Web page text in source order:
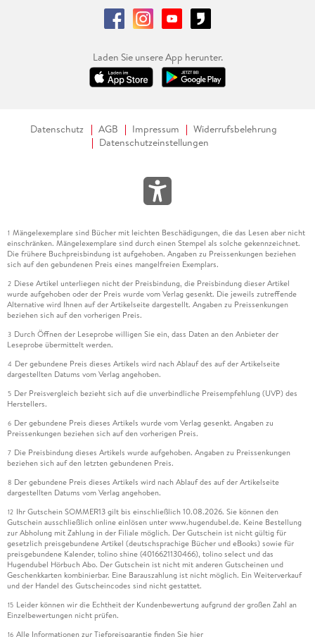
Laden Sie unsere App herunter.
Datenschutz AGB Impressum
Widerrufsbelehrung
Datenschutzeinstellungen
1 Mängelexemplare sind Bücher mit leichten Beschädigungen, die das Lesen aber nicht
einschränken. Mängelexemplare sind durch einen Stempel als solche gekennzeichnet.
Die frühere Buchpreisbindung ist aufgehoben. Angaben zu Preissenkungen beziehen
sich auf den gebundenen Preis eines mangelfreien Exemplars.
2 Diese Artikel unterliegen nicht der Preisbindung, die Preisbindung dieser Artikel
wurde aufgehoben oder der Preis wurde vom Verlag gesenkt. Die jeweils zutreffende
Alternative wird Ihnen auf der Artikelseite dargestellt. Angaben zu Preissenkungen
beziehen sich auf den vorherigen Preis.
3 Durch Öffnen der Leseprobe willigen Sie ein, dass Daten an den Anbieter der
Leseprobe übermittelt werden.
4 Der gebundene Preis dieses Artikels wird nach Ablauf des auf der Artikelseite
dargestellten Datums vom Verlag angehoben.
5 Der Preisvergleich bezieht sich auf die unverbindliche Preisempfehlung (UVP) des
Herstellers.
6 Der gebundene Preis dieses Artikels wurde vom Verlag gesenkt. Angaben zu
Preissenkungen beziehen sich auf den vorherigen Preis.
7 Die Preisbindung dieses Artikels wurde aufgehoben. Angaben zu Preissenkungen
beziehen sich auf den letzten gebundenen Preis.
8 Der gebundene Preis dieses Artikels wird nach Ablauf des auf der Artikelseite
dargestellten Datums vom Verlag angehoben.
12 Ihr Gutschein SOMMER13 gilt bis einschließlich 10.08.2026. Sie können den
Gutschein ausschließlich online einlösen unter www.hugendubel.de. Keine Bestellung
zur Abholung mit Zahlung in der Filiale möglich. Der Gutschein ist nicht gültig für
gesetzlich preisgebundene Artikel (deutschsprachige Bücher und eBooks) sowie für
preisgebundene Kalender, tolino shine (4016621130466), tolino select und das
Hugendubel Hörbuch Abo. Der Gutschein ist nicht mit anderen Gutscheinen und
Geschenkkarten kombinierbar. Eine Barauszahlung ist nicht möglich. Ein Weiterverkauf
und der Handel des Gutscheincodes sind nicht gestattet.
15 Leider können wir die Echtheit der Kundenbewertung aufgrund der großen Zahl an
Einzelbewertungen nicht prüfen.
16 Alle Informationen zur Tiefpreisgarantie finden Sie hier